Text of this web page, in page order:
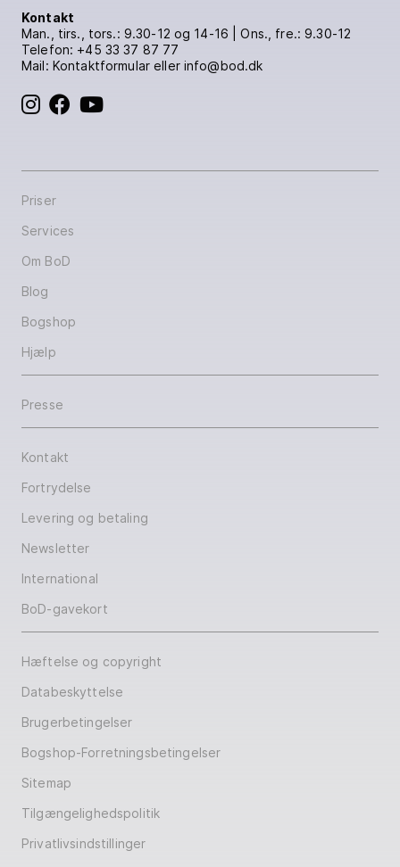
Kontakt
Man., tirs., tors.: 9.30-12 og 14-16 | Ons., fre.: 9.30-12
Telefon: +45 33 37 87 77
Mail: Kontaktformulareller info@bod.dk
BoD på Instagram
BoD på Facebook
Priser
Services
Om BoD
Blog
Bogshop
Hjælp
Presse
Kontakt
Fortrydelse
Levering og betaling
Newsletter
International
BoD-gavekort
Hæftelse og copyright
Databeskyttelse
Brugerbetingelser
Bogshop-Forretningsbetingelser
Sitemap
Tilgængelighedspolitik
Privatlivsindstillinger